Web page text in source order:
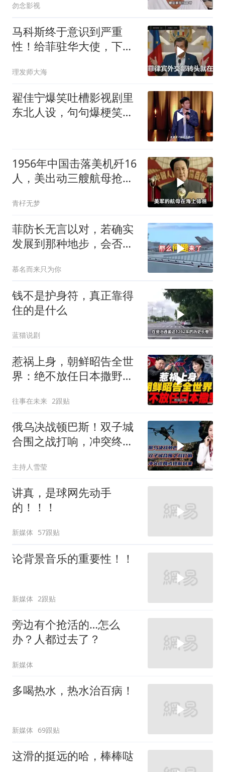
勿念影视
马科斯终于意识到严重
性！给菲驻华大使，下达
理发师大海
翟佳宁爆笑吐槽影视剧里
东北人设，句句爆梗笑点
1956年中国击落美机歼16
人，美出动三艘航母抢尸
青杍无梦
菲防长无言以对，若确实
发展到那种地步，会否上
慕名而来只为你
钱不是护身符，真正靠得
住的是什么
蓝猫说剧
惹祸上身，朝鲜昭告全世
界：绝不放任日本撒野！
往事在未来 2跟贴
俄乌决战顿巴斯！双子城
合围之战打响，冲突终局
主持人雪莹
讲真，是球网先动手
的！！！
新媒体 57跟贴
论背景音乐的重要性！！
新媒体 2跟贴
旁边有个抢活的…怎么
办？人都过去了？
新媒体
多喝热水，热水治百病！
新媒体 69跟贴
这滑的挺远的哈，棒棒哒